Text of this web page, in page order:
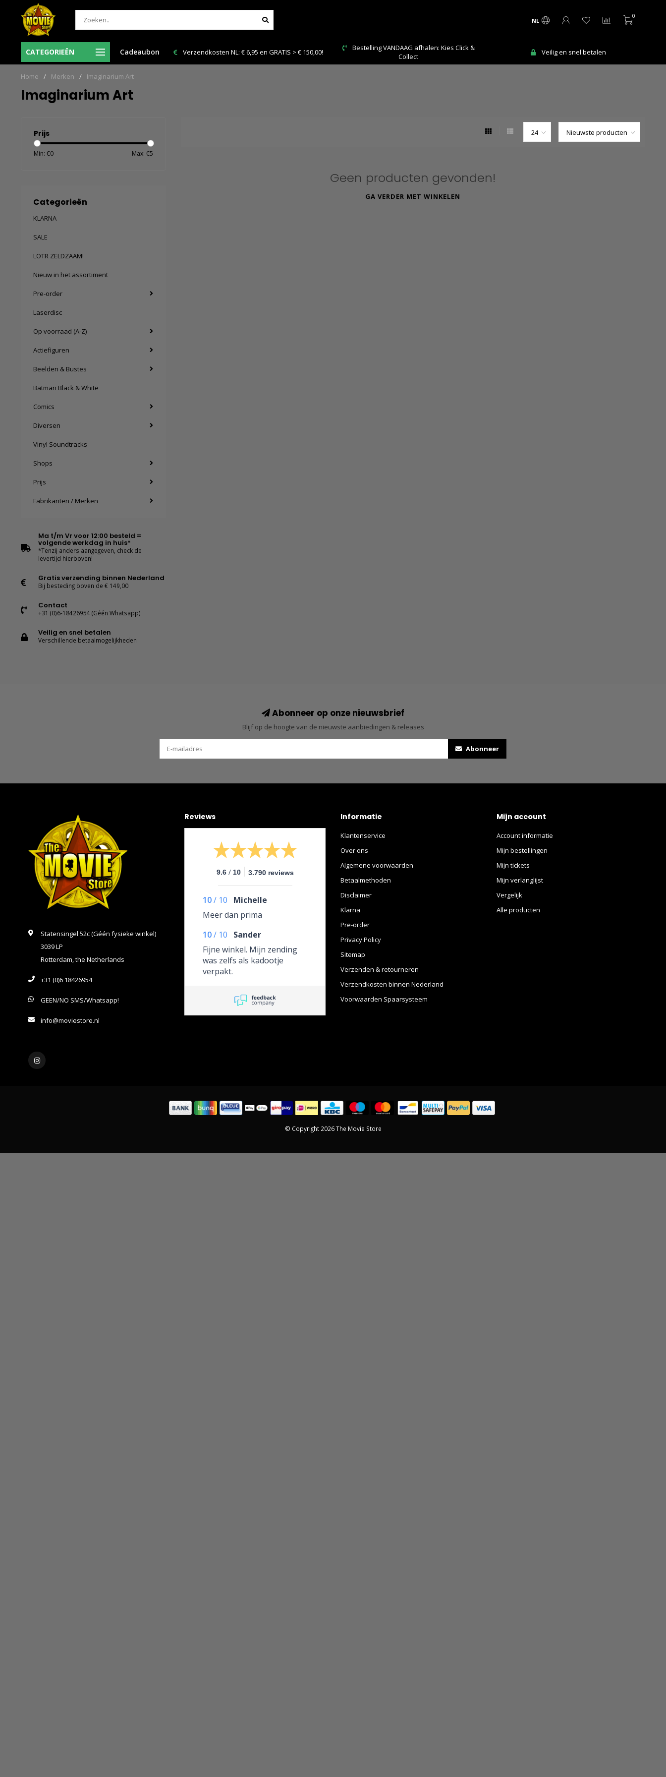
NL
0
CATEGORIEËN Cadeaubon
Verzendkosten NL: € 6,95 en GRATIS > € 150,00!
Bestelling VANDAAG afhalen: Kies Click &
Collect
Veilig en snel betalen
Ma-Vr voor 12:00 uur besteld = de volgende
werkdag in huis!
Home / Merken / Imaginarium Art
Imaginarium Art
Prijs
Min: €0 Max: €5
Categorieën
KLARNA
SALE
LOTR ZELDZAAM!
Nieuw in het assortiment
Pre-order
Laserdisc
Op voorraad (A-Z)
Actiefiguren
Beelden & Bustes
Batman Black & White
Comics
Diversen
Vinyl Soundtracks
Shops
Prijs
Fabrikanten / Merken
Ma t/m Vr voor 12:00 besteld =
volgende werkdag in huis*
*Tenzij anders aangegeven, check de
levertijd hierboven!
Gratis verzending binnen Nederland
Bij besteding boven de € 149,00
Contact
+31 (0)6-18426954 (Géén Whatsapp)
Veilig en snel betalen
Verschillende betaalmogelijkheden
Geen producten gevonden!
GA VERDER MET WINKELEN
Abonneer op onze nieuwsbrief
Blijf op de hoogte van de nieuwste aanbiedingen & releases
Abonneer
Statensingel 52c (Géén fysieke winkel)
3039 LP
Rotterdam, the Netherlands
+31 (0)6 18426954
GEEN/NO SMS/Whatsapp!
info@moviestore.nl
Reviews
9.6 / 10 3.790 reviews
10 / 10
Michelle
Meer dan prima
10 / 10
Sander
Fijne winkel. Mijn zending
was zelfs als kadootje
verpakt.
Informatie
Klantenservice
Over ons
Algemene voorwaarden
Betaalmethoden
Disclaimer
Klarna
Pre-order
Privacy Policy
Sitemap
Verzenden & retourneren
Verzendkosten binnen Nederland
Voorwaarden Spaarsysteem
Mijn account
Account informatie
Mijn bestellingen
Mijn tickets
Mijn verlanglijst
Vergelijk
Alle producten
© Copyright 2026 The Movie Store